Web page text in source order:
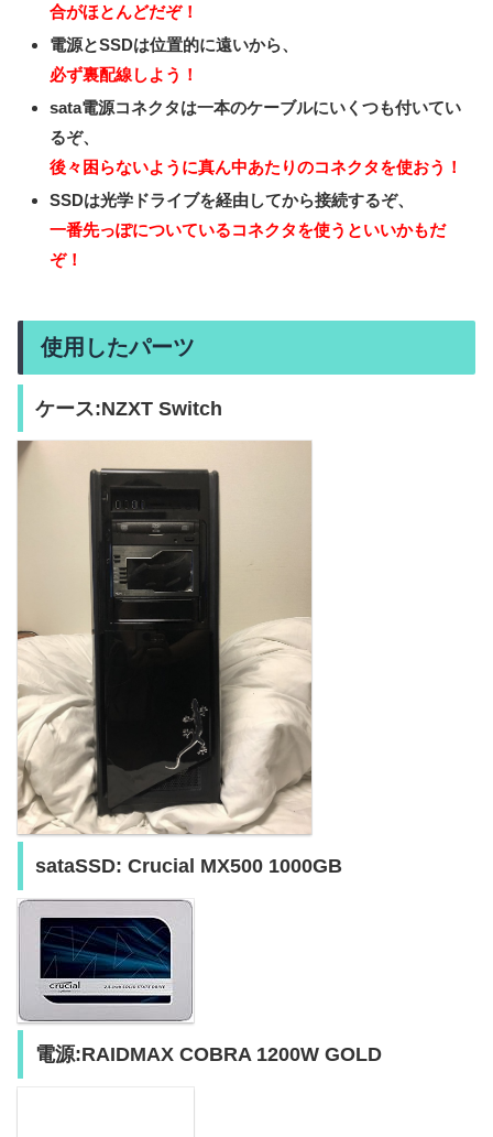
合がほとんどだぞ！
電源とSSDは位置的に遠いから、
必ず裏配線しよう！
sata電源コネクタは一本のケーブルにいくつも付いてい
るぞ、
後々困らないように真ん中あたりのコネクタを使おう！
SSDは光学ドライブを経由してから接続するぞ、
一番先っぽについているコネクタを使うといいかもだ
ぞ！
使用したパーツ
ケース:NZXT Switch
sataSSD: Crucial MX500 1000GB
電源:RAIDMAX COBRA 1200W GOLD